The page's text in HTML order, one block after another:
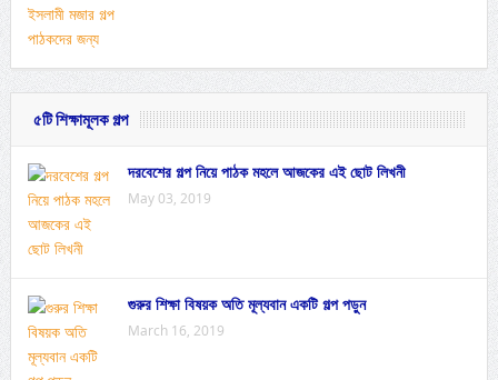
৫টি শিক্ষামূলক গল্প
দরবেশের গল্প নিয়ে পাঠক মহলে আজকের এই ছোট লিখনী
May 03, 2019
গুরুর শিক্ষা বিষয়ক অতি মূল্যবান একটি গল্প পড়ুন
March 16, 2019